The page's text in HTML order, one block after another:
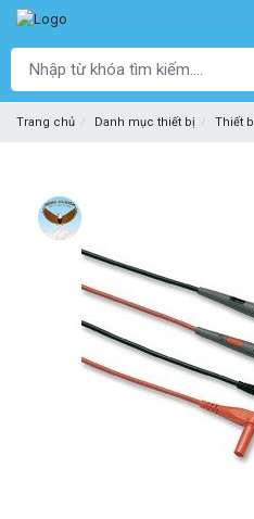
Trang chủ Danh mục thiết bị Thiết